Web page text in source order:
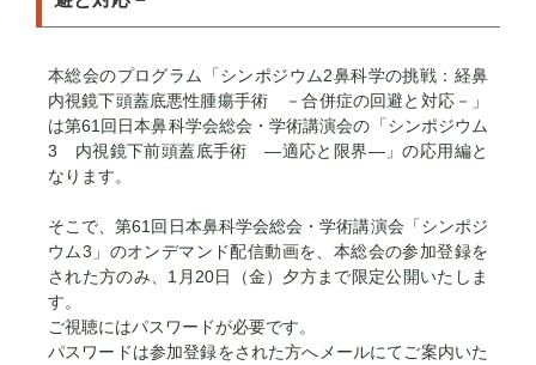
本総会のプログラム「シンポジウム2鼻科学の挑戦：経鼻
内視鏡下頭蓋底悪性腫瘍手術 －合併症の回避と対応－」
は第61回日本鼻科学会総会・学術講演会の「シンポジウム
3 内視鏡下前頭蓋底手術 ―適応と限界―」の応用編と
なります。
そこで、第61回日本鼻科学会総会・学術講演会「シンポジ
ウム3」のオンデマンド配信動画を、本総会の参加登録を
された方のみ、1月20日（金）夕方まで限定公開いたしま
す。
ご視聴にはパスワードが必要です。
パスワードは参加登録をされた方へメールにてご案内いた